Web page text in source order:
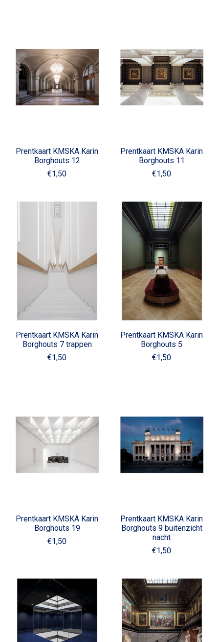
Prentkaart KMSKA Karin
Borghouts 12
€1,50
Prentkaart KMSKA Karin
Borghouts 11
€1,50
Prentkaart KMSKA Karin
Borghouts 7 trappen
€1,50
Prentkaart KMSKA Karin
Borghouts 5
€1,50
Prentkaart KMSKA Karin
Borghouts 19
€1,50
Prentkaart KMSKA Karin
Borghouts 9 buitenzicht
nacht
€1,50